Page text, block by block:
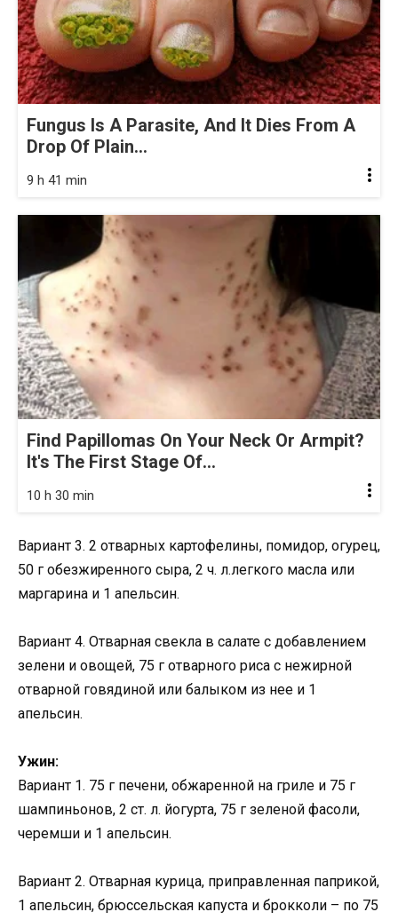
Fungus Is A Parasite, And It Dies From A
Drop Of Plain...
9 h 41 min
Find Papillomas On Your Neck Or Armpit?
It's The First Stage Of...
10 h 30 min
Вариант 3. 2 отварных картофелины, помидор, огурец,
50 г обезжиренного сыра, 2 ч. л.легкого масла или
маргарина и 1 апельсин.
Вариант 4. Отварная свекла в салате с добавлением
зелени и овощей, 75 г отварного риса с нежирной
отварной говядиной или балыком из нее и 1
апельсин.
Ужин:
Вариант 1. 75 г печени, обжаренной на гриле и 75 г
шампиньонов, 2 ст. л. йогурта, 75 г зеленой фасоли,
черемши и 1 апельсин.
Вариант 2. Отварная курица, приправленная паприкой,
1 апельсин, брюссельская капуста и брокколи – по 75